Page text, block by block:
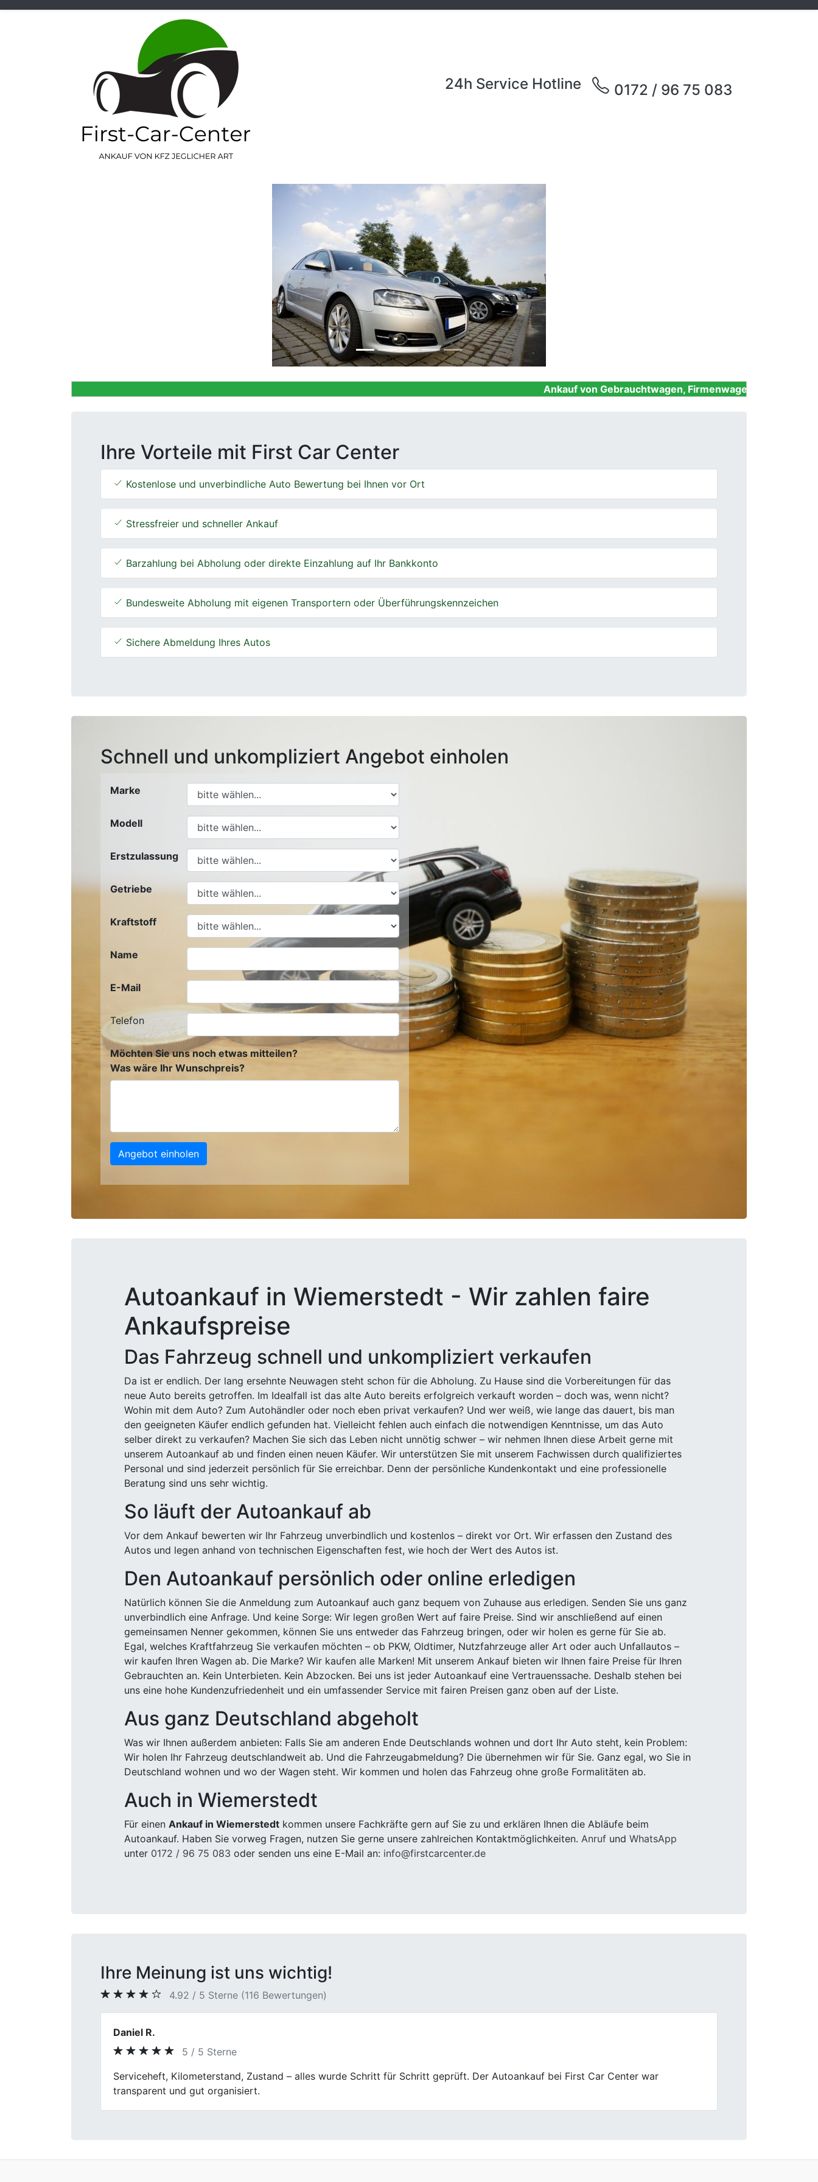
24h Service Hotline 0172 / 96 75 083
Ankauf von Gebrauchtwagen, Firmenwagen, Unfallwagen,
Ihre Vorteile mit First Car Center
Kostenlose und unverbindliche Auto Bewertung bei Ihnen vor Ort
Stressfreier und schneller Ankauf
Barzahlung bei Abholung oder direkte Einzahlung auf Ihr Bankkonto
Bundesweite Abholung mit eigenen Transportern oder Überführungskennzeichen
Sichere Abmeldung Ihres Autos
Schnell und unkompliziert Angebot einholen
Marke
Modell
Erstzulassung
Getriebe
Kraftstoff
Name
E-Mail
Telefon
Möchten Sie uns noch etwas mitteilen?
Was wäre Ihr Wunschpreis?
Angebot einholen
Autoankauf in Wiemerstedt - Wir zahlen faire
Ankaufspreise
Das Fahrzeug schnell und unkompliziert verkaufen
Da ist er endlich. Der lang ersehnte Neuwagen steht schon für die Abholung. Zu Hause sind die Vorbereitungen für das
neue Auto bereits getroffen. Im Idealfall ist das alte Auto bereits erfolgreich verkauft worden – doch was, wenn nicht?
Wohin mit dem Auto? Zum Autohändler oder noch eben privat verkaufen? Und wer weiß, wie lange das dauert, bis man
den geeigneten Käufer endlich gefunden hat. Vielleicht fehlen auch einfach die notwendigen Kenntnisse, um das Auto
selber direkt zu verkaufen? Machen Sie sich das Leben nicht unnötig schwer – wir nehmen Ihnen diese Arbeit gerne mit
unserem Autoankauf ab und finden einen neuen Käufer. Wir unterstützen Sie mit unserem Fachwissen durch qualifiziertes
Personal und sind jederzeit persönlich für Sie erreichbar. Denn der persönliche Kundenkontakt und eine professionelle
Beratung sind uns sehr wichtig.
So läuft der Autoankauf ab
Vor dem Ankauf bewerten wir Ihr Fahrzeug unverbindlich und kostenlos – direkt vor Ort. Wir erfassen den Zustand des
Autos und legen anhand von technischen Eigenschaften fest, wie hoch der Wert des Autos ist.
Den Autoankauf persönlich oder online erledigen
Natürlich können Sie die Anmeldung zum Autoankauf auch ganz bequem von Zuhause aus erledigen. Senden Sie uns ganz
unverbindlich eine Anfrage. Und keine Sorge: Wir legen großen Wert auf faire Preise. Sind wir anschließend auf einen
gemeinsamen Nenner gekommen, können Sie uns entweder das Fahrzeug bringen, oder wir holen es gerne für Sie ab.
Egal, welches Kraftfahrzeug Sie verkaufen möchten – ob PKW, Oldtimer, Nutzfahrzeuge aller Art oder auch Unfallautos –
wir kaufen Ihren Wagen ab. Die Marke? Wir kaufen alle Marken! Mit unserem Ankauf bieten wir Ihnen faire Preise für Ihren
Gebrauchten an. Kein Unterbieten. Kein Abzocken. Bei uns ist jeder Autoankauf eine Vertrauenssache. Deshalb stehen bei
uns eine hohe Kundenzufriedenheit und ein umfassender Service mit fairen Preisen ganz oben auf der Liste.
Aus ganz Deutschland abgeholt
Was wir Ihnen außerdem anbieten: Falls Sie am anderen Ende Deutschlands wohnen und dort Ihr Auto steht, kein Problem:
Wir holen Ihr Fahrzeug deutschlandweit ab. Und die Fahrzeugabmeldung? Die übernehmen wir für Sie. Ganz egal, wo Sie in
Deutschland wohnen und wo der Wagen steht. Wir kommen und holen das Fahrzeug ohne große Formalitäten ab.
Auch in Wiemerstedt
Für einen Ankauf in Wiemerstedt kommen unsere Fachkräfte gern auf Sie zu und erklären Ihnen die Abläufe beim
Autoankauf. Haben Sie vorweg Fragen, nutzen Sie gerne unsere zahlreichen Kontaktmöglichkeiten. Anruf und WhatsApp
unter 0172 / 96 75 083 oder senden uns eine E-Mail an: info@firstcarcenter.de
Ihre Meinung ist uns wichtig!
4.92 / 5 Sterne (116 Bewertungen)
Burkhard S.
5 / 5 Sterne
Autoverkauf ohne Stress! First Car Center hat meinen alten Wagen zu einem fairen Preis gekauft. Die gesamte Abwicklung war
problemlos, und das Team war freundlich.